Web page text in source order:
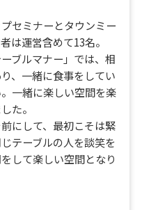
セミナーとタウンミー
は運営含めて13名。
ブルマナー」では、相
、一緒に食事をしてい
一緒に楽しい空間を楽
た。
にして、最初こそは緊
テーブルの人を談笑を
して楽しい空間となり